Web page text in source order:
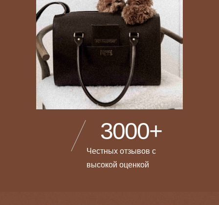
Честных отзывов с
высокой оценкой
3000+